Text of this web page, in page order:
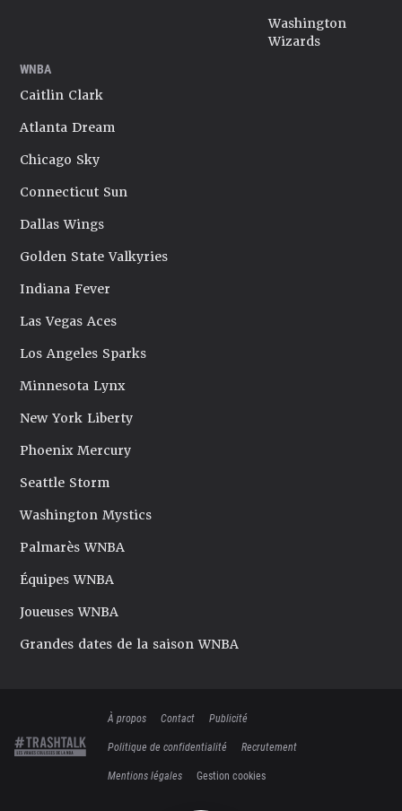
Washington
Wizards
WNBA
Caitlin Clark
Atlanta Dream
Chicago Sky
Connecticut Sun
Dallas Wings
Golden State Valkyries
Indiana Fever
Las Vegas Aces
Los Angeles Sparks
Minnesota Lynx
New York Liberty
Phoenix Mercury
Seattle Storm
Washington Mystics
Palmarès WNBA
Équipes WNBA
Joueuses WNBA
Grandes dates de la saison WNBA
À propos Contact
Publicité
Politique de confidentialité
Recrutement
Mentions légales
Gestion cookies